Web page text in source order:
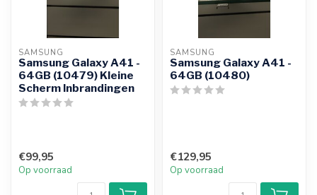
SAMSUNG
Samsung Galaxy A41 -
64GB (10479) Kleine
Scherm Inbrandingen
€99,95
Op voorraad
SAMSUNG
Samsung Galaxy A41 -
64GB (10480)
€129,95
Op voorraad